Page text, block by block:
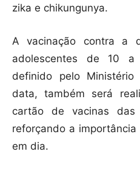
zika e chikungunya.
A vacinação contra a
adolescentes de 10 a
definido pelo
data, também será
cartão de vacinas das
reforçando a
em dia.